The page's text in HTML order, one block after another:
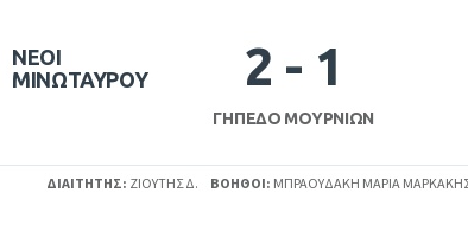
ΝΕΟΙ
ΜΙΝΩΤΑΥΡΟΥ
2 - 1
ΓΉΠΕΔΟ ΜΟΥΡΝΙΏΝ
ΔΙΑΙΤΗΤΉΣ: ΖΙΟΥΤΗΣ Δ. ΒΟΗΘΟΊ: ΜΠΡΑΟΥΔΆΚΗ ΜΑΡΊΑ ΜΑΡΚΆΚΗΣ